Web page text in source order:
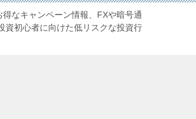
なキャンペーン情報、FXや暗号通
資初心者に向けた低リスクな投資行